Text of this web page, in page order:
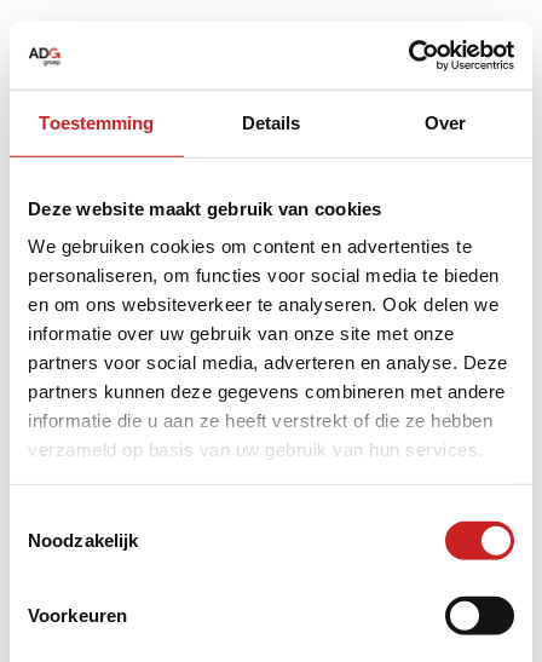
Toestemming Details Over
Deze website maakt gebruik van cookies
We gebruiken cookies om content en advertenties te
personaliseren, om functies voor social media te bieden
en om ons websiteverkeer te analyseren. Ook delen we
informatie over uw gebruik van onze site met onze
partners voor social media, adverteren en analyse. Deze
partners kunnen deze gegevens combineren met andere
informatie die u aan ze heeft verstrekt of die ze hebben
verzameld op basis van uw gebruik van hun services.
Noodzakelijk
Voorkeuren
loadingwww.adggroep.nl
for more